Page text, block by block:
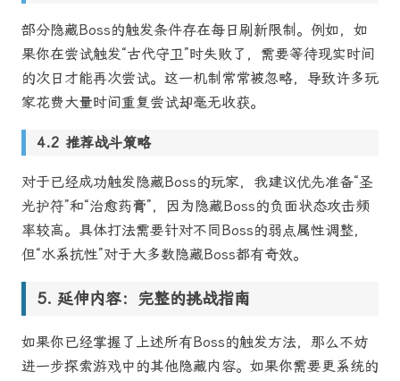
部分隐藏Boss的触发条件存在每日刷新限制。例如，如
果你在尝试触发“古代守卫”时失败了，需要等待现实时间
的次日才能再次尝试。这一机制常常被忽略，导致许多玩
家花费大量时间重复尝试却毫无收获。
推荐战斗策略
对于已经成功触发隐藏Boss的玩家，我建议优先准备“圣
光护符”和“治愈药膏”，因为隐藏Boss的负面状态攻击频
率较高。具体打法需要针对不同Boss的弱点属性调整，
但“水系抗性”对于大多数隐藏Boss都有奇效。
延伸内容：完整的挑战指南
如果你已经掌握了上述所有Boss的触发方法，那么不妨
进一步探索游戏中的其他隐藏内容。如果你需要更系统的